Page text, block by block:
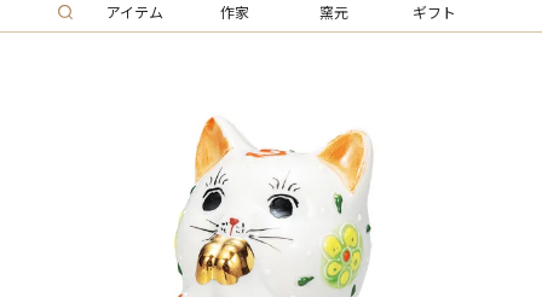
アイテム 作家 窯元 ギフト